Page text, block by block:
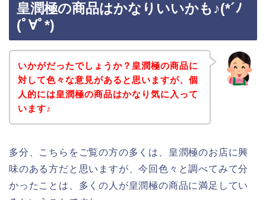
皇潤極の商品はかなりいいかも♪(*´ﾉ
(ﾟ∀ﾟ*)
いかがだったでしょうか？皇潤極の商品に
対して色々な意見があると思いますが、個
人的には皇潤極の商品はかなり気に入って
います♪
多分、こちらをご覧の方の多くは、皇潤極のお店に興
味のある方だと思いますが、今回色々と調べてみて分
かったことは、多くの人が皇潤極の商品に満足してい